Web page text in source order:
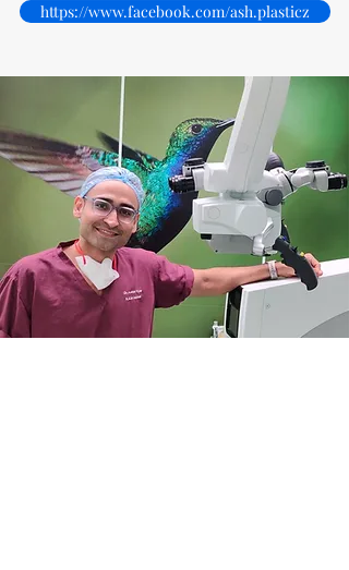
https://www.facebook.com/ash.plasticz